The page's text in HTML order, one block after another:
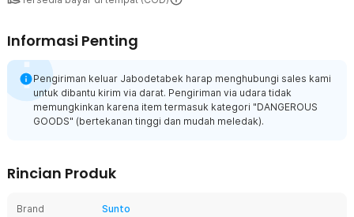
Informasi Penting
Pengiriman keluar Jabodetabek harap menghubungi sales kami
untuk dibantu kirim via darat. Pengiriman via udara tidak
memungkinkan karena item termasuk kategori "DANGEROUS
GOODS" (bertekanan tinggi dan mudah meledak).
Rincian Produk
Brand
Sunto